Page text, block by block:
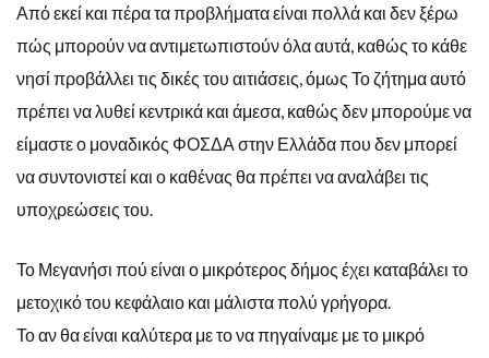
Από εκεί και πέρα τα προβλήματα είναι πολλά και δεν ξέρω
πώς μπορούν να αντιμετωπιστούν όλα αυτά, καθώς το κάθε
νησί προβάλλει τις δικές του αιτιάσεις, όμως Το ζήτημα αυτό
πρέπει να λυθεί κεντρικά και άμεσα, καθώς δεν μπορούμε να
είμαστε ο μοναδικός ΦΟΣΔΑ στην Ελλάδα που δεν μπορεί
να συντονιστεί και ο καθένας θα πρέπει να αναλάβει τις
υποχρεώσεις του.
Το Μεγανήσι πού είναι ο μικρότερος δήμος έχει καταβάλει το
μετοχικό του κεφάλαιο και μάλιστα πολύ γρήγορα.
Το αν θα είναι καλύτερα με το να πηγαίναμε με το μικρό